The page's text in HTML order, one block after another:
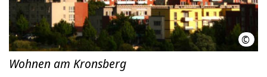
© LHH
Wohnen am Kronsberg